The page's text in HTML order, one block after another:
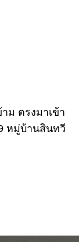
ม ตรงมาเข้า
หมู่บ้านสินทวี